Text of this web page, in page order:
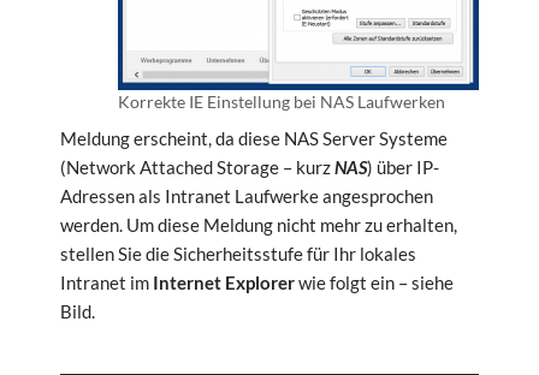
Korrekte IE Einstellung bei NAS Laufwerken
Meldung erscheint, da diese NAS Server Systeme
(Network Attached Storage – kurzNAS) über IP-
Adressen als Intranet Laufwerke angesprochen
werden. Um diese Meldung nicht mehr zu erhalten,
stellen Sie die Sicherheitsstufe für Ihr lokales
Intranet im Internet Explorerwie folgt ein – siehe
Bild.